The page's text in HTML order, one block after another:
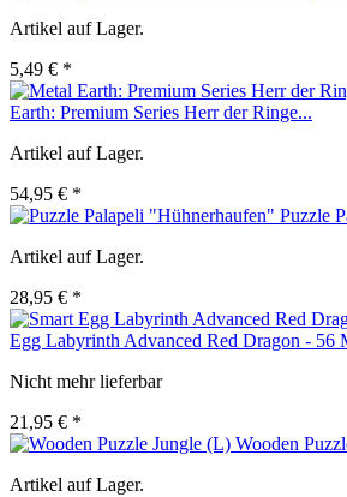
Artikel auf Lager.
5,49 € *
Earth: Premium Series Herr der Ringe...
Artikel auf Lager.
54,95 € *
Puzzle
Artikel auf Lager.
28,95 € *
Egg Labyrinth Advanced Red Dragon - 56
Nicht mehr lieferbar
21,95 € *
Wooden
Artikel auf Lager.